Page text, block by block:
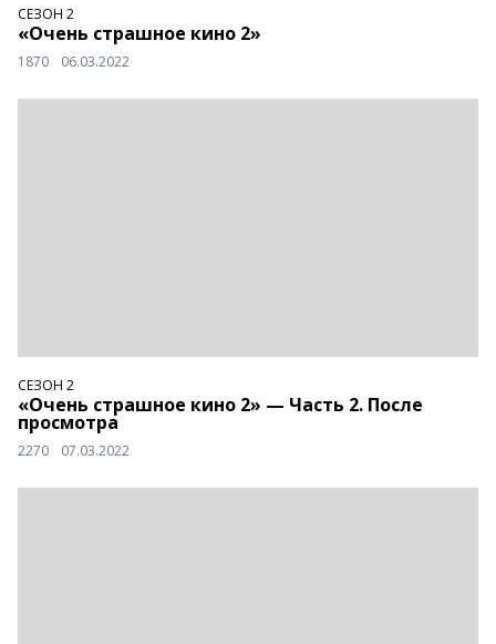
СЕЗОН 2
«Очень страшное кино 2»
1870 06.03.2022
СЕЗОН 2
«Очень страшное кино 2» — Часть 2. После
просмотра
2270 07.03.2022